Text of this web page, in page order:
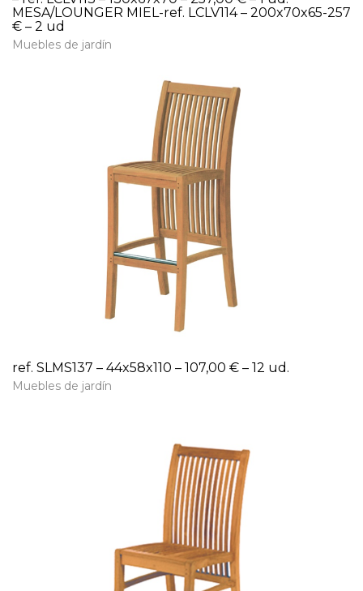
MESA/LOUNGER MIEL-ref. LCLV114 – 200x70x65-257
€ – 2 ud
Muebles de jardín
ref. SLMS137 – 44x58x110 – 107,00 € – 12 ud.
Muebles de jardín